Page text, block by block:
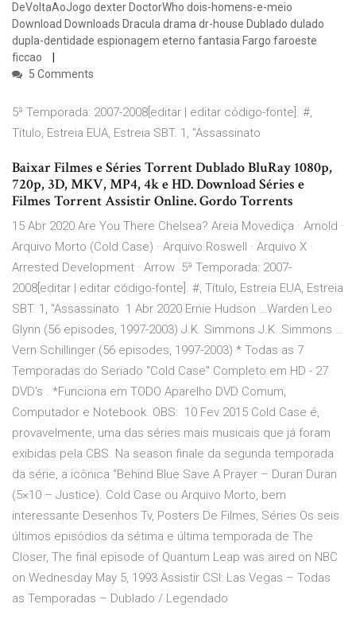
DeVoltaAoJogo dexter DoctorWho dois-homens-e-meio
Download Downloads Dracula drama dr-house Dublado dulado
dupla-dentidade espionagem eterno fantasia Fargo faroeste
ficcao
5 Comments
5ª Temporada: 2007-2008[editar | editar código-fonte]. #,
Título, Estreia EUA, Estreia SBT. 1, "Assassinato
Baixar Filmes e Séries Torrent Dublado BluRay 1080p,
720p, 3D, MKV, MP4, 4k e HD. Download Séries e
Filmes Torrent Assistir Online. Gordo Torrents
15 Abr 2020 Are You There Chelsea? Areia Movediça · Arnold ·
Arquivo Morto (Cold Case) · Arquivo Roswell · Arquivo X ·
Arrested Development · Arrow 5ª Temporada: 2007-
2008[editar | editar código-fonte]. #, Título, Estreia EUA, Estreia
SBT. 1, "Assassinato 1 Abr 2020 Ernie Hudson …Warden Leo
Glynn (56 episodes, 1997-2003) J.K. Simmons J.K. Simmons …
Vern Schillinger (56 episodes, 1997-2003) * Todas as 7
Temporadas do Seriado "Cold Case" Completo em HD - 27
DVD's . *Funciona em TODO Aparelho DVD Comum,
Computador e Notebook. OBS: 10 Fev 2015 Cold Case é,
provavelmente, uma das séries mais musicais que já foram
exibidas pela CBS. Na season finale da segunda temporada
da série, a icônica “Behind Blue Save A Prayer – Duran Duran
(5×10 – Justice). Cold Case ou Arquivo Morto, bem
interessante Desenhos Tv, Posters De Filmes, Séries Os seis
últimos episódios da sétima e última temporada de The
Closer, The final episode of Quantum Leap was aired on NBC
on Wednesday May 5, 1993 Assistir CSI: Las Vegas – Todas
as Temporadas – Dublado / Legendado